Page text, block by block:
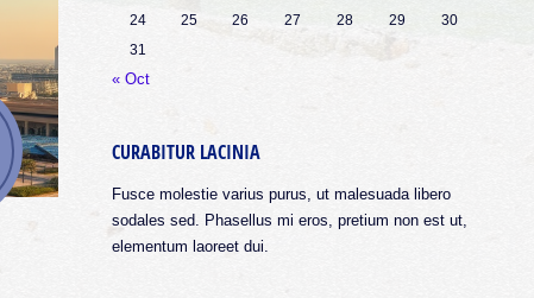
24
25 26 27 28 29
30
31
« Oct
CURABITUR LACINIA
Fusce molestie varius purus, ut malesuada libero
sodales sed. Phasellus mi eros, pretium non est ut,
elementum laoreet dui.